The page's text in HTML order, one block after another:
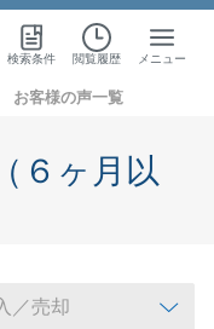
検索条件 閲覧履歴 メニュー
お客様の声一覧
６ヶ月以